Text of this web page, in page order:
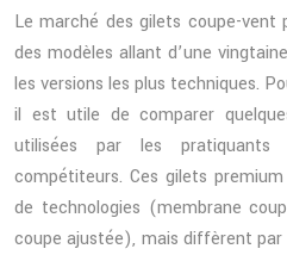
Le marché des gilets coupe-
des modèles allant d’une
les versions les plus techniques.
il est utile de comparer
utilisées par les
compétiteurs. Ces gilets
de technologies (membrane
coupe ajustée), mais diffèrent